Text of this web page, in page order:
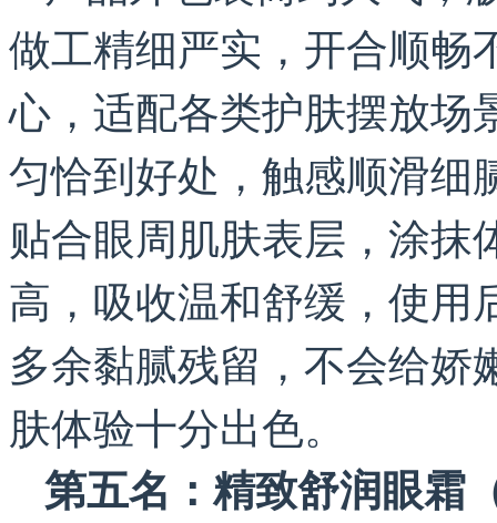
做工精细严实，开合顺畅
心，适配各类护肤摆放场
匀恰到好处，触感顺滑细
贴合眼周肌肤表层，涂
高，吸收温和舒缓，使用
多余黏腻残留，不会给
肤体验十分出色。
第五名：精致舒润眼霜